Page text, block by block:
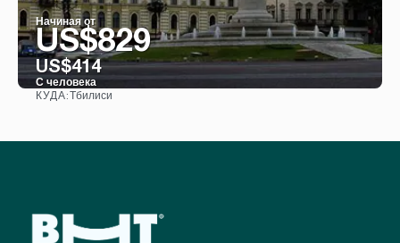
Начиная от
US$829
US$414
С человека
КУДА: Тбилиси